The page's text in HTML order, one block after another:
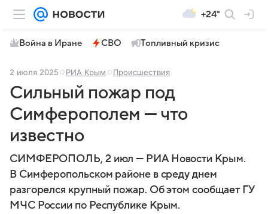
+24°
Война в Иране СВО Топливный кризис
2 июля 2025 РИА Крым Происшествия
Сильный пожар под
Симферополем — что
известно
СИМФЕРОПОЛЬ, 2 июл — РИА Новости Крым.
В Симферопольском районе в среду днем
разгорелся крупный пожар. Об этом сообщает ГУ
МЧС России по Республике Крым.